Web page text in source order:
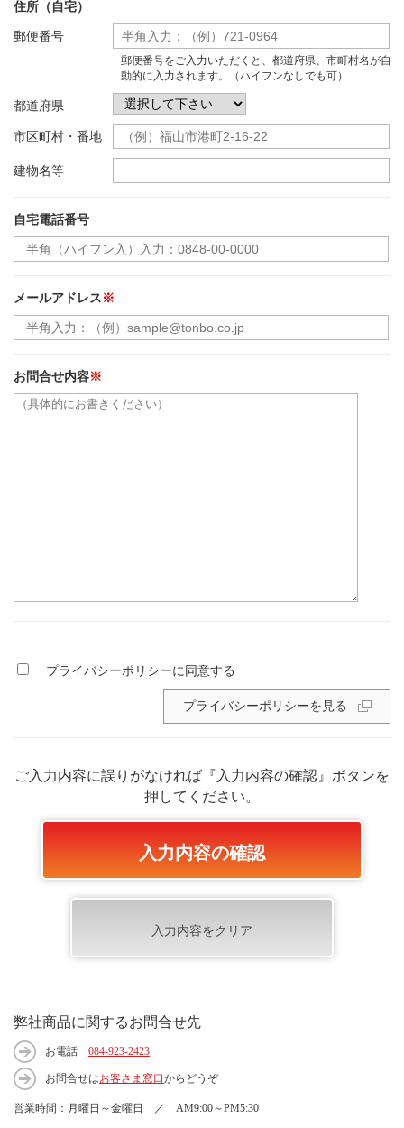
住所（自宅）
郵便番号
郵便番号をご入力いただくと、都道府県、市町村名が自
動的に入力されます。（ハイフンなしでも可）
都道府県
市区町村・番地
建物名等
自宅電話番号
メールアドレス ※
お問合せ内容※
プライバシーポリシーに同意する
プライバシーポリシーを見る
ご入力内容に誤りがなければ『入力内容の確認』ボタンを
押してください。
弊社商品に関するお問合せ先
お電話 084-923-2423
お問合せはお客さま窓口からどうぞ
営業時間：月曜日～金曜日 ／ AM9:00～PM5:30